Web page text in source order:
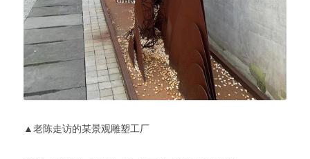
▲老陈走访的某景观雕塑工厂